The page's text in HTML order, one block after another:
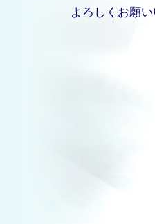
よろしくお願い